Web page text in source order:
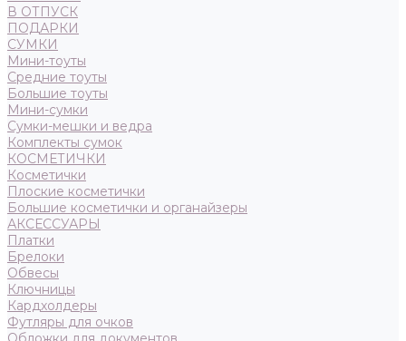
В ОТПУСК
ПОДАРКИ
СУМКИ
Мини-тоуты
Средние тоуты
Большие тоуты
Мини-сумки
Сумки-мешки и ведра
Комплекты сумок
КОСМЕТИЧКИ
Косметички
Плоские косметички
Большие косметички и органайзеры
АКСЕССУАРЫ
Платки
Брелоки
Обвесы
Ключницы
Кардхолдеры
Футляры для очков